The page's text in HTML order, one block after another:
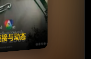
与动态
反馈